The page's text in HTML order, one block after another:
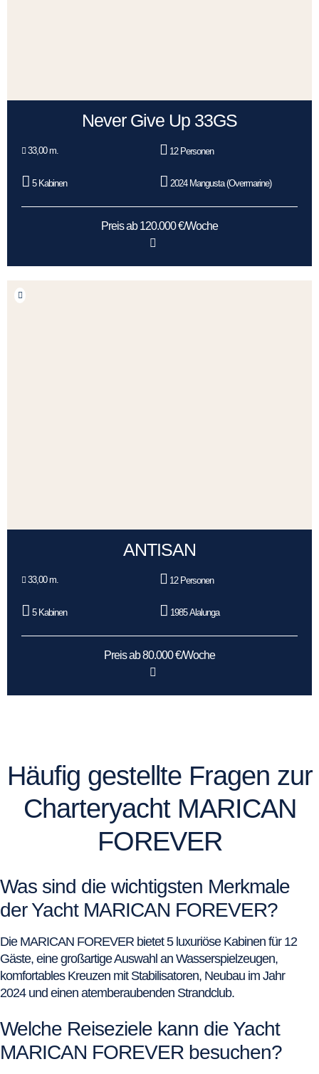
Never Give Up 33GS
33,00 m. 12 Personen
5 Kabinen 2024 Mangusta (Overmarine)
Preis ab 120.000 €/Woche
ANTISAN
33,00 m. 12 Personen
5 Kabinen 1985 Alalunga
Preis ab 80.000 €/Woche
Häufig gestellte Fragen zur
Charteryacht MARICAN
FOREVER
Was sind die wichtigsten Merkmale
der Yacht MARICAN FOREVER?
Die MARICAN FOREVER bietet 5 luxuriöse Kabinen für 12
Gäste, eine großartige Auswahl an Wasserspielzeugen,
komfortables Kreuzen mit Stabilisatoren, Neubau im Jahr
2024 und einen atemberaubenden Strandclub.
Welche Reiseziele kann die Yacht
MARICAN FOREVER besuchen?